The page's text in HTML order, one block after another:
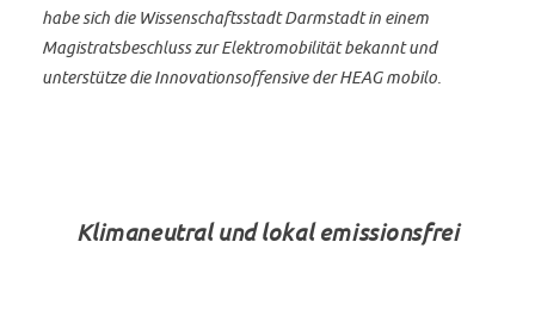
habe sich die Wissenschaftsstadt Darmstadt in einem
Magistratsbeschluss zur Elektromobilität bekannt und
unterstütze die Innovationsoffensive der HEAG mobilo.
Klimaneutral und lokal emissionsfrei